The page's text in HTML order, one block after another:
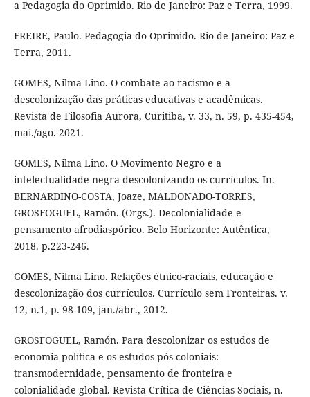
a Pedagogia do Oprimido. Rio de Janeiro: Paz e Terra, 1999.
FREIRE, Paulo. Pedagogia do Oprimido. Rio de Janeiro: Paz e
Terra, 2011.
GOMES, Nilma Lino. O combate ao racismo e a
descolonização das práticas educativas e acadêmicas.
Revista de Filosofia Aurora, Curitiba, v. 33, n. 59, p. 435-454,
mai./ago. 2021.
GOMES, Nilma Lino. O Movimento Negro e a
intelectualidade negra descolonizando os currículos. In.
BERNARDINO-COSTA, Joaze, MALDONADO-TORRES,
GROSFOGUEL, Ramón. (Orgs.). Decolonialidade e
pensamento afrodiaspórico. Belo Horizonte: Autêntica,
2018. p.223-246.
GOMES, Nilma Lino. Relações étnico-raciais, educação e
descolonização dos currículos. Currículo sem Fronteiras. v.
12, n.1, p. 98-109, jan./abr., 2012.
GROSFOGUEL, Ramón. Para descolonizar os estudos de
economia política e os estudos pós-coloniais:
transmodernidade, pensamento de fronteira e
colonialidade global. Revista Crítica de Ciências Sociais, n.